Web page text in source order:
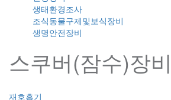
생태환경조사
조식동물구제및보식장비
생명안전장비
스쿠버(잠수)장비
재호흡기